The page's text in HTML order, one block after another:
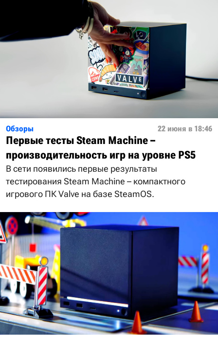
Обзоры 22 июня в 18:46
Первые тесты Steam Machine –
производительность игр на уровне PS5
В сети появились первые результаты
тестирования Steam Machine – компактного
игрового ПК Valve на базе SteamOS.